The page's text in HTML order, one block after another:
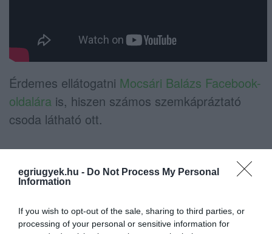
egriugyek.hu - Do Not Process My Personal
Information
If you wish to opt-out of the sale, sharing to third parties, or
processing of your personal or sensitive information for
Érdemes ellátogatni Mocsári Balázs Facebook-
oldalára is, hiszen számos szemkápráztató
csoda látható ott.
Ne maradjon le a legfrissebb hírekről, kövessen
bennünket az EGRI ÜGYEK Google Hírek oldalán!